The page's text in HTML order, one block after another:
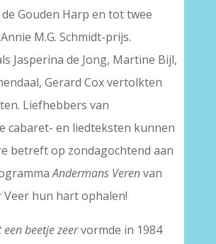
Gouden Harp en tot twee
M.G. Schmidt-prijs.
Jasperina de Jong, Martine Bijl,
Gerard Cox vertolkten
Liefhebbers van
cabaret- en liedteksten kunnen
betreft op zondagochtend aan
Andermans Verenvan
Veer hun hart ophalen!
beetje zeervormde in 1984